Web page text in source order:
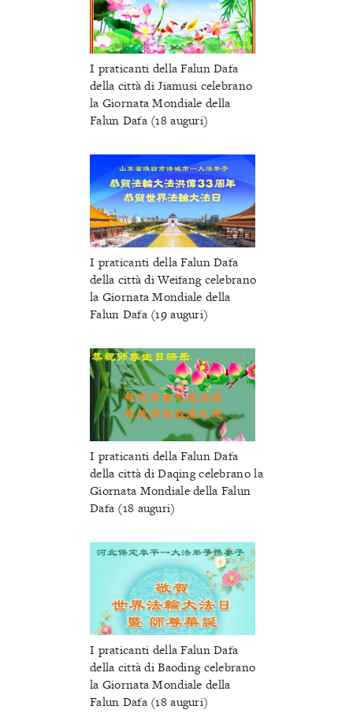
I praticanti della Falun Dafa
della città di Jiamusi celebrano
la Giornata Mondiale della
Falun Dafa (18 auguri)
I praticanti della Falun Dafa
della città di Weifang celebrano
la Giornata Mondiale della
Falun Dafa (19 auguri)
I praticanti della Falun Dafa
della città di Daqing celebrano la
Giornata Mondiale della Falun
Dafa (18 auguri)
I praticanti della Falun Dafa
della città di Baoding celebrano
la Giornata Mondiale della
Falun Dafa (18 auguri)